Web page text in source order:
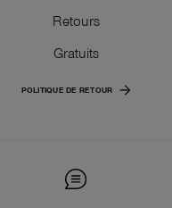
Retours
Gratuits
POLITIQUE DE RETOUR